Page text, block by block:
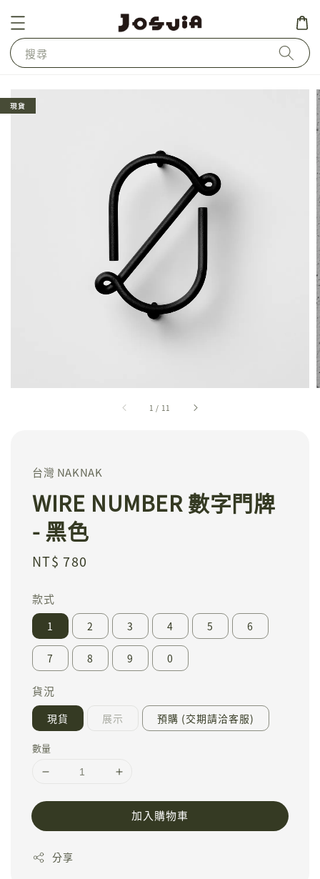
搜尋
1 / 11
現貨
台灣 NAKNAK
WIRE NUMBER 數字門牌
- 黑色
Regular
NT$ 780
款式
1 2 3 4 5 6
7 8 9 0
貨況
現貨 展示 預購 (交期請洽客服)
數量
加入購物車
分享